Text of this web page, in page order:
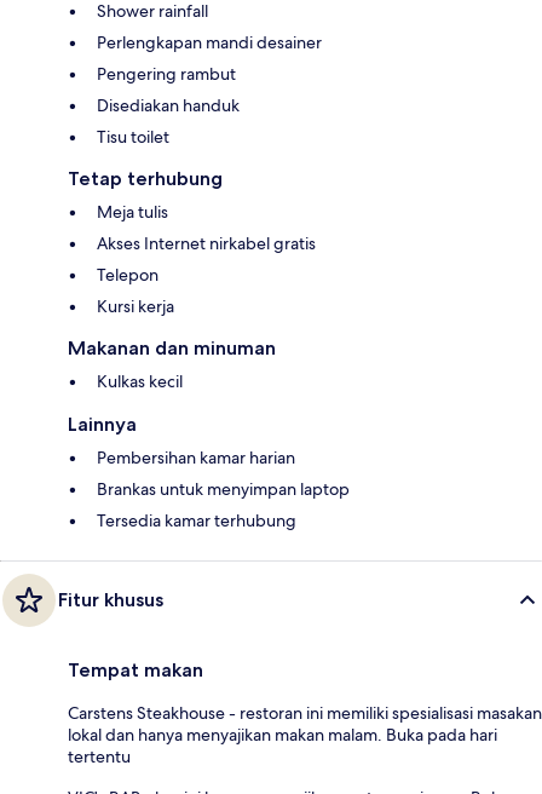
Shower rainfall
Perlengkapan mandi desainer
Pengering rambut
Disediakan handuk
Tisu toilet
Tetap terhubung
Meja tulis
Akses Internet nirkabel gratis
Telepon
Kursi kerja
Makanan dan minuman
Kulkas kecil
Lainnya
Pembersihan kamar harian
Brankas untuk menyimpan laptop
Tersedia kamar terhubung
Fitur khusus
Tempat makan
Carstens Steakhouse - restoran ini memiliki spesialisasi masakan
lokal dan hanya menyajikan makan malam. Buka pada hari
tertentu